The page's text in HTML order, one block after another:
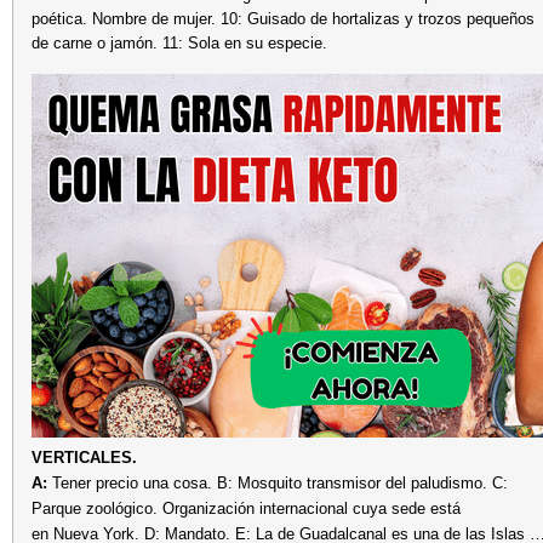
poética. Nombre de mujer. 10: Guisado de hortalizas y trozos pequeños
de carne o jamón. 11: Sola en su especie.
VERTICALES.
A: Tener precio una cosa. B: Mosquito transmisor del paludismo. C:
Parque zoológico. Organización internacional cuya sede está
en Nueva York. D: Mandato. E: La de Guadalcanal es una de las Islas